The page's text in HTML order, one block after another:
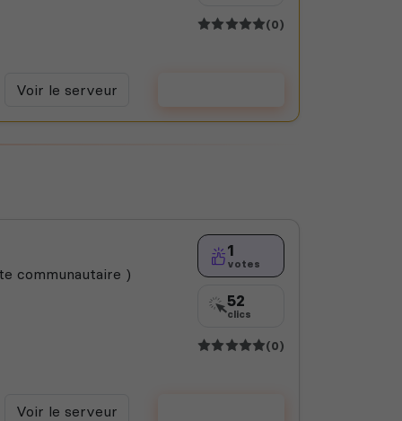
(0)
Voir le serveur
communautaire )
1
votes
52
clics
(0)
Voir le serveur